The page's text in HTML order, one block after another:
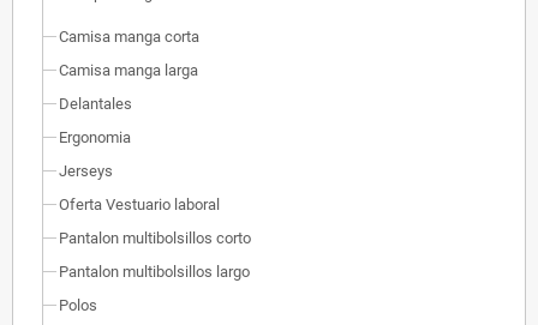
Camisa manga corta
Camisa manga larga
Delantales
Ergonomia
Jerseys
Oferta Vestuario laboral
Pantalon multibolsillos corto
Pantalon multibolsillos largo
Polos